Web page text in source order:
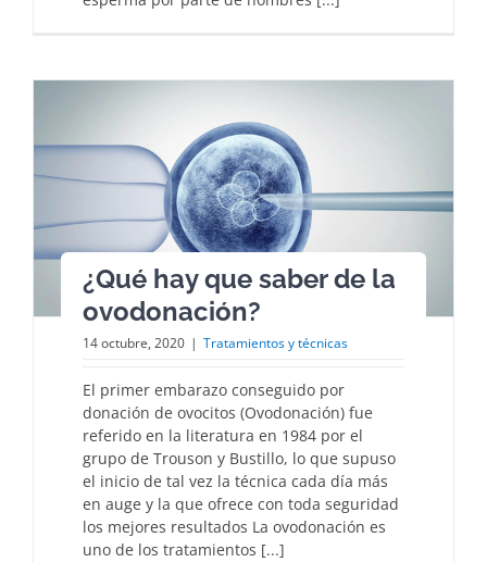
¿Qué hay que saber de la
ovodonación?
14 octubre, 2020 | Tratamientos y técnicas
El primer embarazo conseguido por
donación de ovocitos (Ovodonación) fue
referido en la literatura en 1984 por el
grupo de Trouson y Bustillo, lo que supuso
el inicio de tal vez la técnica cada día más
en auge y la que ofrece con toda seguridad
los mejores resultados La ovodonación es
uno de los tratamientos [...]